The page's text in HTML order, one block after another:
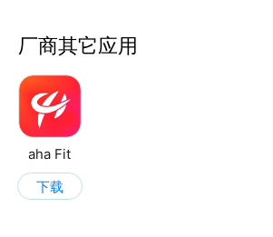
厂商其它应用
aha Fit
下载